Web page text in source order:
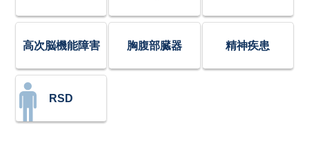
高次脳機能障害 胸腹部臓器 精神疾患
RSD